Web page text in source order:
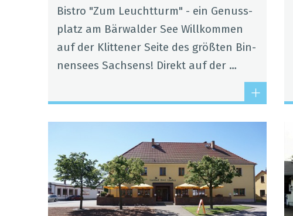
Bis­tro "Zum Leucht­turm" - ein Genuss­
platz am Bär­wal­der See Will­kom­men
auf der Klit­te­ner Seite des grö­ß­ten Bin­
nen­sees Sach­sens! Direkt auf der …